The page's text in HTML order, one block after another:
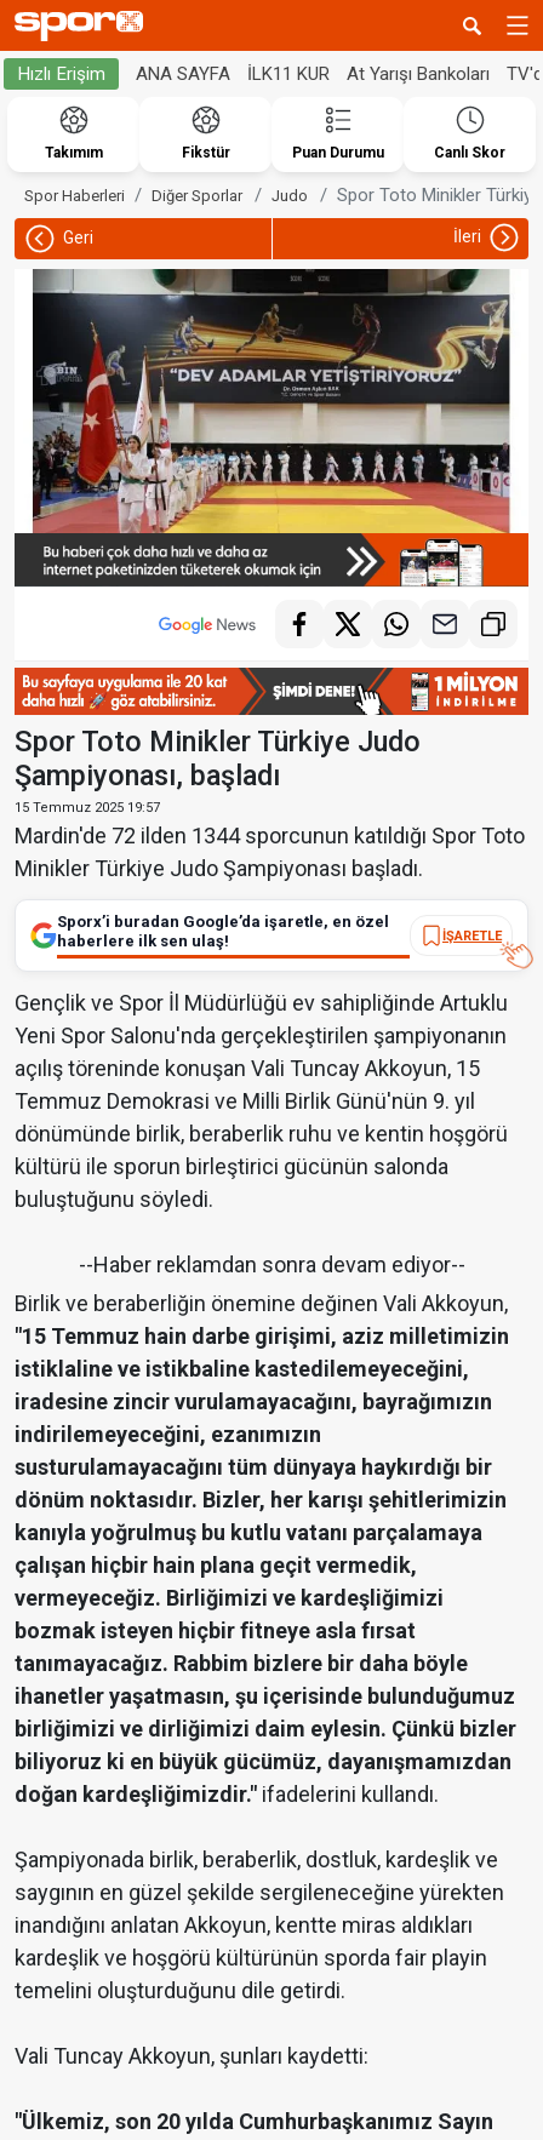
Hızlı Erişim ANA SAYFA İLK11 KUR At Yarışı Bankoları
Takımım Fikstür Puan Durumu Canlı Skor
Spor Haberleri Diğer Sporlar Judo Spor Toto Minikler
Geri İleri
Spor Toto Minikler Türkiye Judo
Şampiyonası, başladı
15 Temmuz 2025 19:57
Mardin'de 72 ilden 1344 sporcunun katıldığı Spor Toto
Minikler Türkiye Judo Şampiyonası başladı.
Sporx’i buradan Google’da işaretle, en özel
haberlere ilk sen ulaş!
İŞARETLE
Gençlik ve Spor İl Müdürlüğü ev sahipliğinde Artuklu
Yeni Spor Salonu'nda gerçekleştirilen şampiyonanın
açılış töreninde konuşan Vali Tuncay Akkoyun, 15
Temmuz Demokrasi ve Milli Birlik Günü'nün 9. yıl
dönümünde birlik, beraberlik ruhu ve kentin hoşgörü
kültürü ile sporun birleştirici gücünün salonda
buluştuğunu söyledi.
--Haber reklamdan sonra devam ediyor--
Birlik ve beraberliğin önemine değinen Vali Akkoyun,
"15 Temmuz hain darbe girişimi, aziz milletimizin
istiklaline ve istikbaline kastedilemeyeceğini,
iradesine zincir vurulamayacağını, bayrağımızın
indirilemeyeceğini, ezanımızın
susturulamayacağını tüm dünyaya haykırdığı bir
dönüm noktasıdır. Bizler, her karışı şehitlerimizin
kanıyla yoğrulmuş bu kutlu vatanı parçalamaya
çalışan hiçbir hain plana geçit vermedik,
vermeyeceğiz. Birliğimizi ve kardeşliğimizi
bozmak isteyen hiçbir fitneye asla fırsat
tanımayacağız. Rabbim bizlere bir daha böyle
ihanetler yaşatmasın, şu içerisinde bulunduğumuz
birliğimizi ve dirliğimizi daim eylesin. Çünkü bizler
biliyoruz ki en büyük gücümüz, dayanışmamızdan
doğan kardeşliğimizdir." ifadelerini kullandı.
Şampiyonada birlik, beraberlik, dostluk, kardeşlik ve
saygının en güzel şekilde sergileneceğine yürekten
inandığını anlatan Akkoyun, kentte miras aldıkları
kardeşlik ve hoşgörü kültürünün sporda fair playin
temelini oluşturduğunu dile getirdi.
Vali Tuncay Akkoyun, şunları kaydetti:
"Ülkemiz, son 20 yılda Cumhurbaşkanımız Sayın